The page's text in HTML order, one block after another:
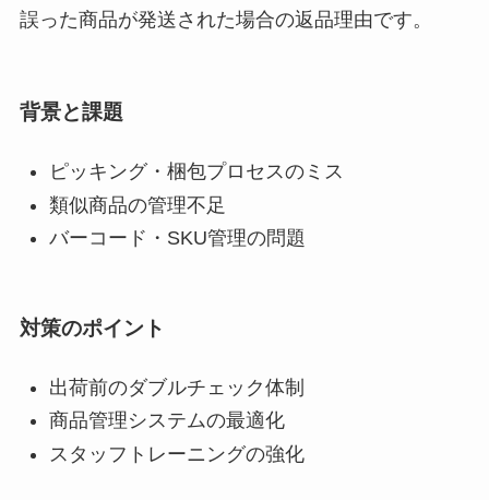
誤った商品が発送された場合の返品理由です。
背景と課題
ピッキング・梱包プロセスのミス
類似商品の管理不足
バーコード・SKU管理の問題
対策のポイント
出荷前のダブルチェック体制
商品管理システムの最適化
スタッフトレーニングの強化